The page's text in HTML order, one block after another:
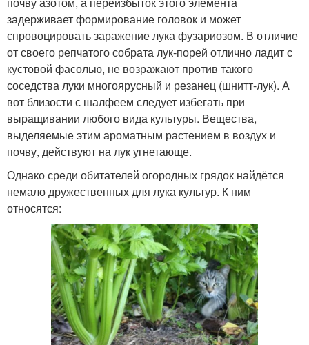
задерживает формирование головок и может
спровоцировать заражение лука фузариозом. В отличие
от своего репчатого собрата лук-порей отлично ладит с
кустовой фасолью, не возражают против такого
соседства луки многоярусный и резанец (шнитт-лук). А
вот близости с шалфеем следует избегать при
выращивании любого вида культуры. Вещества,
выделяемые этим ароматным растением в воздух и
почву, действуют на лук угнетающе.
Однако среди обитателей огородных грядок найдётся
немало дружественных для лука культур. К ним
относятся: